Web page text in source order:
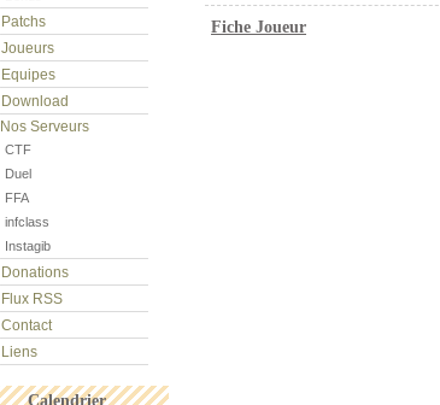
Patchs
Joueurs
Equipes
Download
Nos Serveurs
CTF
Duel
FFA
infclass
Instagib
Donations
Flux RSS
Contact
Liens
Calendrier
Fiche Joueur